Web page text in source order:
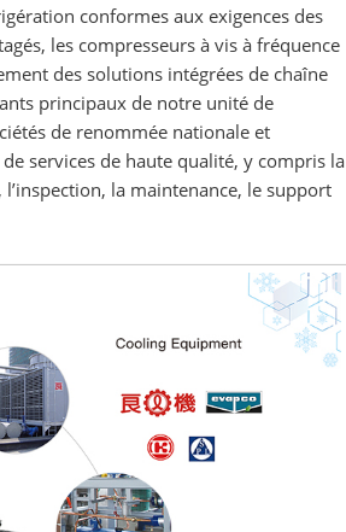
conformes aux exigences des
les compresseurs à vis à fréquence
des solutions intégrées de chaîne
principaux de notre unité de
de renommée nationale et
services de haute qualité, y compris la
la maintenance, le support